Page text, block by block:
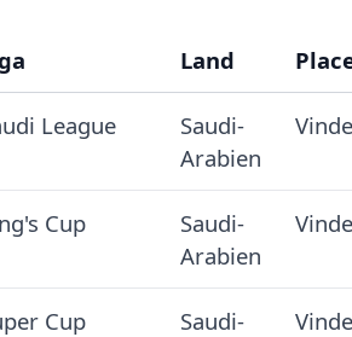
Land
League
Saudi-
Arabien
Cup
Saudi-
Arabien
Cup
Saudi-